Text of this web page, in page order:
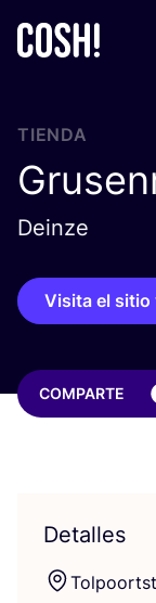
TIENDA
Deinze
Visita el sitio
COMPARTE
Detalles